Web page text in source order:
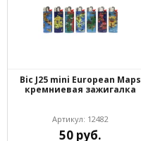
Bic J25 mini European Maps
кремниевая зажигалка
Артикул: 12482
50 руб.